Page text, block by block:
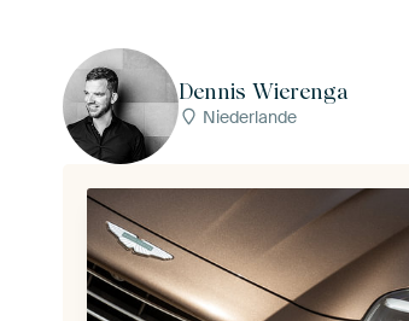
Dennis Wierenga
Niederlande